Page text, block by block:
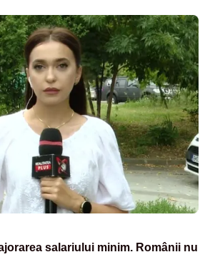
salariului minim. Românii nu